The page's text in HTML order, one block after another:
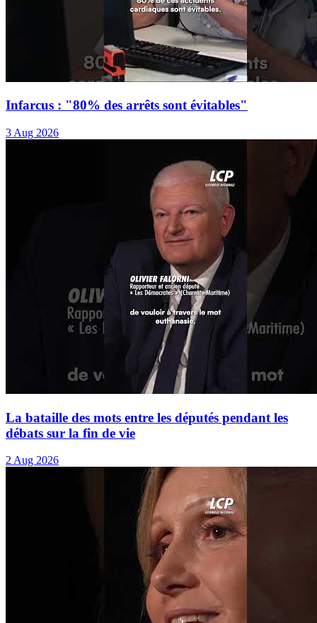
Infarcus : "80% des arrêts sont évitables"
3 Aug 2026
La bataille des mots entre les députés pendant les
débats sur la fin de vie
2 Aug 2026